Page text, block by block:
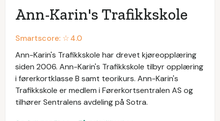
Ann-Karin's Trafikkskole
Smartscore: ☆4.0
Ann-Karin's Trafikkskole har drevet kjøreopplæring
siden 2006. Ann-Karin's Trafikkskole tilbyr opplæring
i førerkortklasse B samt teorikurs. Ann-Karin's
Trafikkskole er medlem i Førerkortsentralen AS og
tilhører Sentralens avdeling på Sotra.